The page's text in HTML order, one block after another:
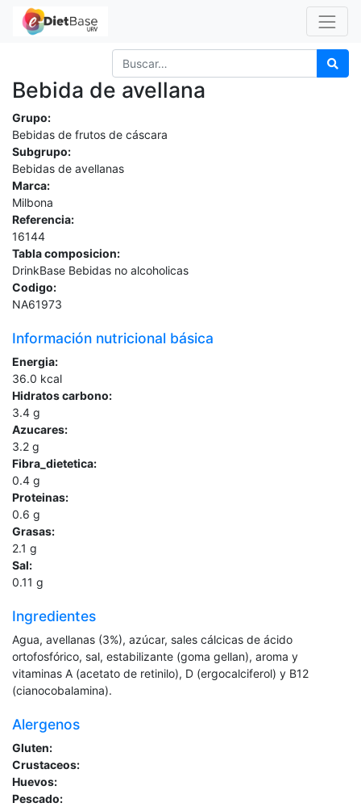
Bebida de avellana
Grupo:
Bebidas de frutos de cáscara
Subgrupo:
Bebidas de avellanas
Marca:
Milbona
Referencia:
16144
Tabla composicion:
DrinkBase Bebidas no alcoholicas
Codigo:
NA61973
Información nutricional básica
Energia:
36.0 kcal
Hidratos carbono:
3.4 g
Azucares:
3.2 g
Fibra_dietetica:
0.4 g
Proteinas:
0.6 g
Grasas:
2.1 g
Sal:
0.11 g
Ingredientes
Agua, avellanas (3%), azúcar, sales cálcicas de ácido
ortofosfórico, sal, estabilizante (goma gellan), aroma y
vitaminas A (acetato de retinilo), D (ergocalciferol) y B12
(cianocobalamina).
Alergenos
Gluten:
Crustaceos:
Huevos:
Pescado: